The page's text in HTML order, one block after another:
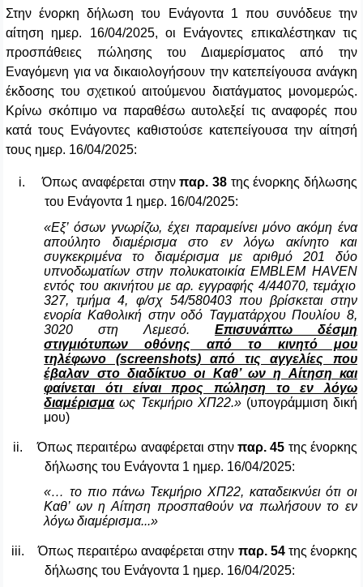
Στην ένορκη δήλωση του Ενάγοντα 1 που συνόδευε την
αίτηση ημερ. 16/04/2025, οι Ενάγοντες επικαλέστηκαν τις
προσπάθειες πώλησης του Διαμερίσματος από την
Εναγόμενη για να δικαιολογήσουν την κατεπείγουσα ανάγκη
έκδοσης του σχετικού αιτούμενου διατάγματος μονομερώς.
Κρίνω σκόπιμο να παραθέσω αυτολεξεί τις αναφορές που
κατά τους Ενάγοντες καθιστούσε κατεπείγουσα την αίτησή
τους ημερ. 16/04/2025:
i. Όπως αναφέρεται στηνπαρ. 38 της ένορκης δήλωσης
του Ενάγοντα 1 ημερ. 16/04/2025:
«Εξ’ όσων γνωρίζω, έχει παραμείνει μόνο ακόμη ένα
απούλητο διαμέρισμα στο εν λόγω ακίνητο και
συγκεκριμένα το διαμέρισμα με αριθμό 201 δύο
υπνοδωματίων στην πολυκατοικίαEMBLEM HAVEN
εντός του ακινήτου με αρ. εγγραφής 4/44070, τεμάχιο
327, τμήμα 4, φ/σχ 54/580403 που βρίσκεται στην
ενορία Καθολική στην οδό Ταγματάρχου Πουλίου 8,
3020 στη Λεμεσό.Επισυνάπτω δέσμη
στιγμιότυπων οθόνης από το κινητό μου
τηλέφωνο (screenshots) από τις αγγελίες που
έβαλαν στο διαδίκτυο οι Καθ’ ων η Αίτηση και
φαίνεται ότι είναι προς πώληση το εν λόγω
διαμέρισμαως Τεκμήριο ΧΠ22.»(υπογράμμιση δική
μου)
ii. Όπως περαιτέρω αναφέρεται στηνπαρ. 45 της ένορκης
δήλωσης του Ενάγοντα 1 ημερ. 16/04/2025:
«… το πιο πάνω Τεκμήριο ΧΠ22, καταδεικνύει ότι οι
Καθ’ ων η Αίτηση προσπαθούν να πωλήσουν το εν
λόγω διαμέρισμα...»
iii. Όπως περαιτέρω αναφέρεται στην παρ. 54 της ένορκης
δήλωσης του Ενάγοντα 1 ημερ. 16/04/2025: